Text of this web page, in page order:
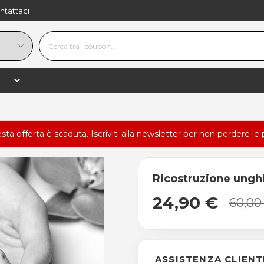
offerta è scaduta. Iscriviti alla newsletter per non perdere le
Ricostruzione
24,90 €
ASSISTENZA